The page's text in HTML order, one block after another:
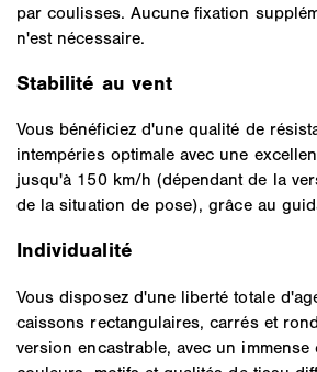
par coulisses. Aucune fixation
n'est nécessaire.
Stabilité au vent
Vous bénéficiez d'une qualité de
intempéries optimale avec une
jusqu'à 150 km/h (dépendant de la
de la situation de pose), grâce au
Individualité
Vous disposez d'une liberté totale
caissons rectangulaires, carrés et
version encastrable, avec un